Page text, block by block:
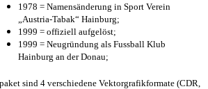
1978 = Namensänderung in Sport Verein
„Austria-Tabak“ Hainburg;
1999 = offiziell aufgelöst;
1999 = Neugründung als Fussball Klub
Hainburg an der Donau;
sind 4 verschiedene Vektorgrafikformate (CDR,